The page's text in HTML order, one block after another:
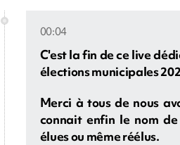
00:04
C'est la fin de ce live
élections municipales
Merci à tous de nous
connait enfin le nom
élues ou même réélus.